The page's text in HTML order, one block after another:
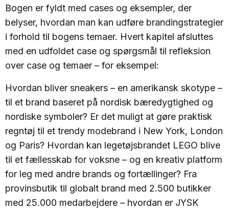
Bogen er fyldt med cases og eksempler, der
belyser, hvordan man kan udføre brandingstrategier
i forhold til bogens temaer. Hvert kapitel afsluttes
med en udfoldet case og spørgsmål til refleksion
over case og temaer – for eksempel:
Hvordan bliver sneakers – en amerikansk skotype –
til et brand baseret på nordisk bæredygtighed og
nordiske symboler? Er det muligt at gøre praktisk
regntøj til et trendy modebrand i New York, London
og Paris? Hvordan kan legetøjsbrandet LEGO blive
til et fællesskab for voksne – og en kreativ platform
for leg med andre brands og fortællinger? Fra
provinsbutik til globalt brand med 2.500 butikker
med 25.000 medarbejdere – hvordan er JYSK